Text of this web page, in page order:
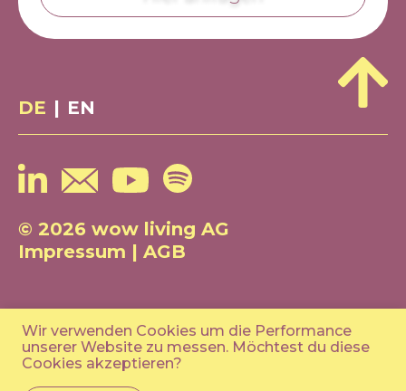
© 2026 wow living AG
Impressum | AGB
DE | EN
Wir verwenden Cookies um die Performance
unserer Website zu messen. Möchtest du diese
Cookies akzeptieren?